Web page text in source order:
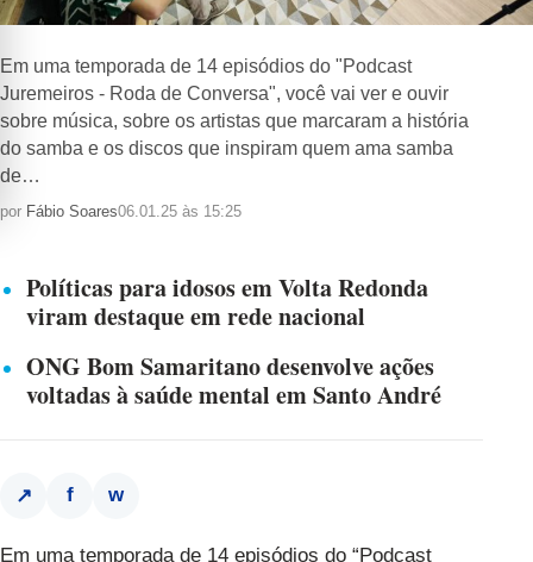
Em uma temporada de 14 episódios do "Podcast
Juremeiros - Roda de Conversa", você vai ver e ouvir
sobre música, sobre os artistas que marcaram a história
do samba e os discos que inspiram quem ama samba
de…
por Fábio Soares06.01.25 às 15:25
Políticas para idosos em Volta Redonda
viram destaque em rede nacional
ONG Bom Samaritano desenvolve ações
voltadas à saúde mental em Santo André
↗ f w
Em uma temporada de 14 episódios do “Podcast